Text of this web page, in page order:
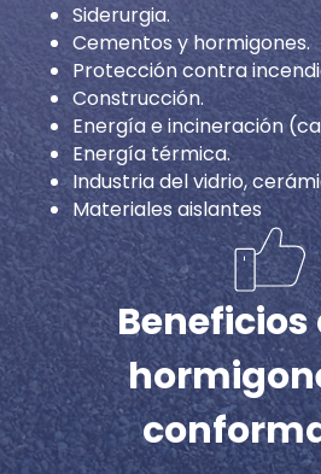
Siderurgia.
Cementos y hormigones.
Protección contra
Construcción.
Energía e incineración
Energía térmica.
Industria del vidrio,
Materiales aislantes
Beneficios